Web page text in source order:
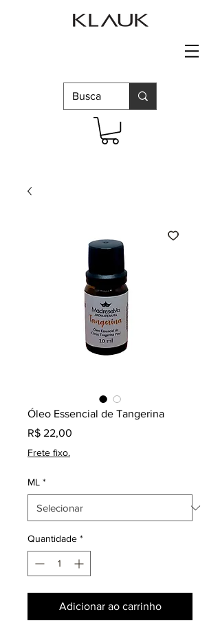
Óleo Essencial de Tangerina
R$ 22,00
Frete fixo.
ML *
Quantidade *
Adicionar ao carrinho